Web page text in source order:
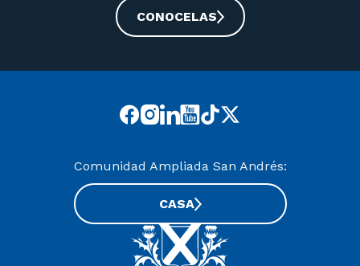
CONOCELAS
Comunidad Ampliada San Andrés:
CASA